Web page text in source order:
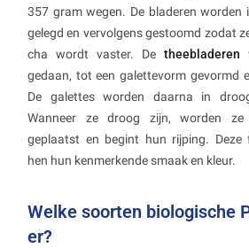
357 gram wegen. De bladeren worden
gelegd en vervolgens gestoomd zodat
cha wordt vaster. De theebladeren
gedaan, tot een galettevorm gevormd
De galettes worden daarna in
Wanneer ze droog zijn, worden ze
geplaatst en begint hun rijping. Deze
hen hun kenmerkende smaak en kleur.
Welke soorten biologische
er?